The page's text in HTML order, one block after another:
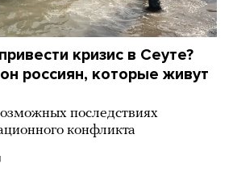
кризис в Сеуте?
россиян, которые живут
последствиях
конфликта